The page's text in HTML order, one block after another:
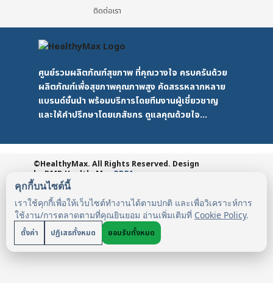
คุกกี้บนไซต์นี้
เราใช้คุกกี้เพื่อให้เว็บไซต์ทำงานได้ตามปกติ และเพื่อวิเคราะห์การ
ใช้งาน/การตลาดตามที่คุณยินยอม อ่านเพิ่มเติมที่ Cookie Policy.
ตั้งค่า ปฏิเสธทั้งหมด ยอมรับทั้งหมด
ติดต่อเรา
ศูนย์รวมผลิตภัณฑ์สุขภาพ ที่คุณวางใจ ครบครันด้วย
ผลิตภัณฑ์เพื่อสุขภาพคุณภาพสูง คัดสรรหลากหลาย
แบรนด์ชั้นนำ พร้อมบริการโดยทีมงานผู้เชี่ยวชาญ
และให้คำปรึกษาโดยเภสัชกร ดูแลคุณด้วยใจ...
©HealthyMax. All Rights Reserved. Design
by DMD HealthyMax PDPA